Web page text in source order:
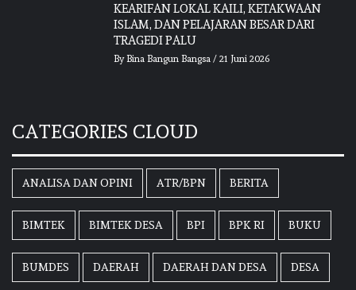
KEARIFAN LOKAL KAILI, KETAKWAAN
ISLAM, DAN PELAJARAN BESAR DARI
TRAGEDI PALU
By Bina Bangun Bangsa/ 21 Juni 2026
CATEGORIES CLOUD
ANALISA DAN OPINI ATR/BPN BERITA
BIMTEK BIMTEK DESA BPI BPK RI BUKU
BUMDES DAERAH DAERAH DAN DESA DESA